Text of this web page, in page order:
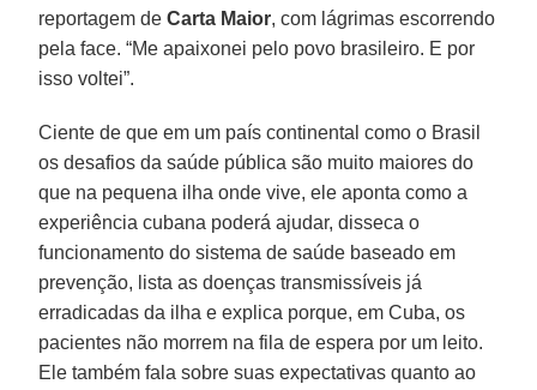
reportagem deCarta Maior, com lágrimas escorrendo
pela face. “Me apaixonei pelo povo brasileiro. E por
isso voltei”.
Ciente de que em um país continental como o Brasil
os desafios da saúde pública são muito maiores do
que na pequena ilha onde vive, ele aponta como a
experiência cubana poderá ajudar, disseca o
funcionamento do sistema de saúde baseado em
prevenção, lista as doenças transmissíveis já
erradicadas da ilha e explica porque, em Cuba, os
pacientes não morrem na fila de espera por um leito.
Ele também fala sobre suas expectativas quanto ao